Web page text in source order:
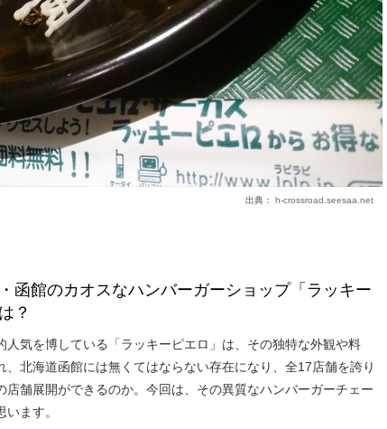
出典： h-crossroad.seesaa.net
函館のカオスなハンバーガーショップ「ラッキー
？
人気を博している「ラッキーピエロ」は、その独特な外観や料
、北海道函館には無くてはならない存在になり、全17店舗を誇り
店舗展開ができるのか。今回は、その異質なハンバーガーチェー
ます。